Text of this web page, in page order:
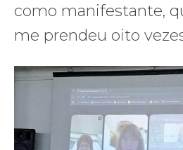
como manifestante,
me prendeu oito